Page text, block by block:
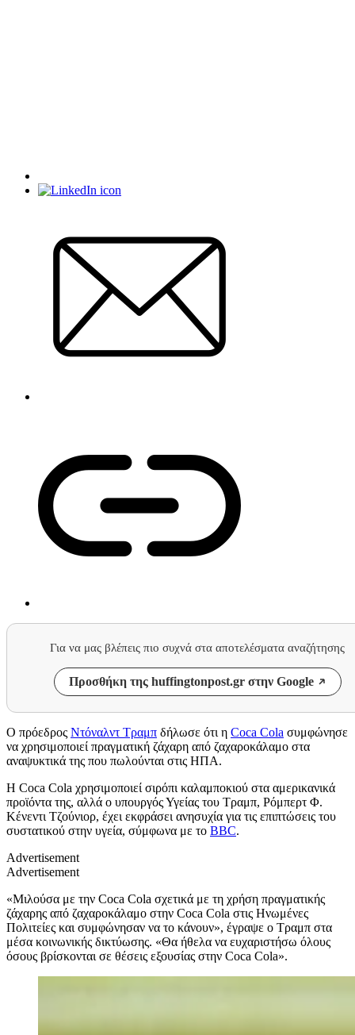
Για να μας βλέπεις πιο συχνά στα αποτελέσματα αναζήτησης
Προσθήκη της huffingtonpost.gr στην Google
Ο πρόεδρος Ντόναλντ Τραμπ δήλωσε ότι η Coca Cola συμφώνησε
να χρησιμοποιεί πραγματική ζάχαρη από ζαχαροκάλαμο στα
αναψυκτικά της που πωλούνται στις ΗΠΑ.
Η Coca Cola χρησιμοποιεί σιρόπι καλαμποκιού στα αμερικανικά
προϊόντα της, αλλά ο υπουργός Υγείας του Τραμπ, Ρόμπερτ Φ.
Κένεντι Τζούνιορ, έχει εκφράσει ανησυχία για τις επιπτώσεις του
συστατικού στην υγεία, σύμφωνα με το BBC.
Advertisement
Advertisement
«Μιλούσα με την Coca Cola σχετικά με τη χρήση πραγματικής
ζάχαρης από ζαχαροκάλαμο στην Coca Cola στις Ηνωμένες
Πολιτείες και συμφώνησαν να το κάνουν», έγραψε ο Τραμπ στα
μέσα κοινωνικής δικτύωσης. «Θα ήθελα να ευχαριστήσω όλους
όσους βρίσκονται σε θέσεις εξουσίας στην Coca Cola».